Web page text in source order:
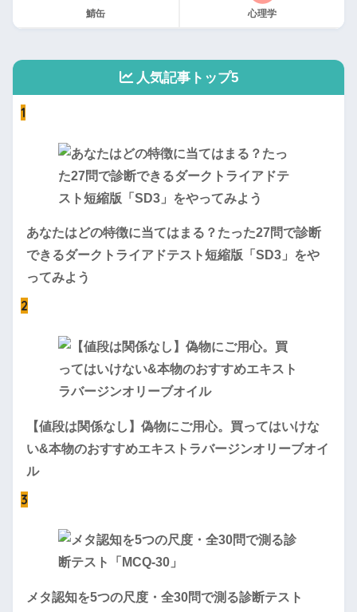
鯖缶 心理学
人気記事トップ5
1
あなたはどの特徴に当てはまる？たった27問で診断
できるダークトライアドテスト短縮版「SD3」をや
ってみよう
2
【値段は関係なし】偽物にご用心。買ってはいけな
い&本物のおすすめエキストラバージンオリーブオイ
ル
3
メタ認知を5つの尺度・全30問で測る診断テスト